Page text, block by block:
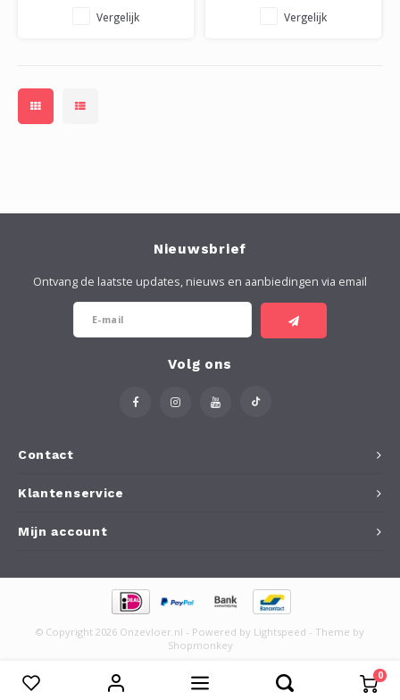
0
Vergelijk Vergelijk
Contact
Nieuwsbrief
Ontvang de laatste updates, nieuws en aanbiedingen via email
Volg ons
Klantenservice
Mijn account
© Copyright 2026 Onzevloer.nl - Powered by Lightspeed - Theme by
Shopmonkey
Vergelijk producten 0